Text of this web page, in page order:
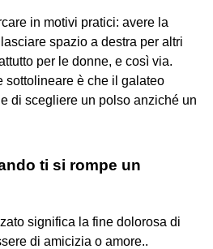
in motivi pratici: avere la
spazio a destra per altri
per le donne, e così via.
sottolineare è che il galateo
di scegliere un polso anziché un
ti si rompe un
significa la fine dolorosa di
di amicizia o amore..